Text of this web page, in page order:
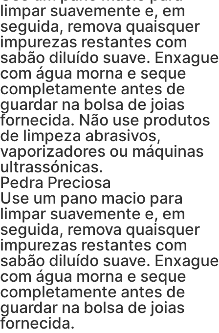
limpar suavemente e, em
seguida, remova quaisquer
impurezas restantes com
sabão diluído suave. Enxague
com água morna e seque
completamente antes de
guardar na bolsa de joias
fornecida. Não use produtos
de limpeza abrasivos,
vaporizadores ou máquinas
ultrassónicas.
Pedra Preciosa
Use um pano macio para
limpar suavemente e, em
seguida, remova quaisquer
impurezas restantes com
sabão diluído suave. Enxague
com água morna e seque
completamente antes de
guardar na bolsa de joias
fornecida.